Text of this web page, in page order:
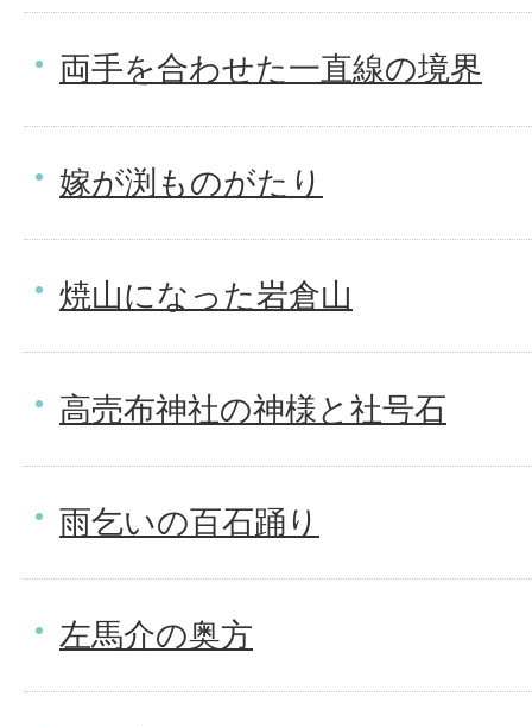
両手を合わせた一直線の境界
嫁が渕ものがたり
焼山になった岩倉山
高売布神社の神様と社号石
雨乞いの百石踊り
左馬介の奥方